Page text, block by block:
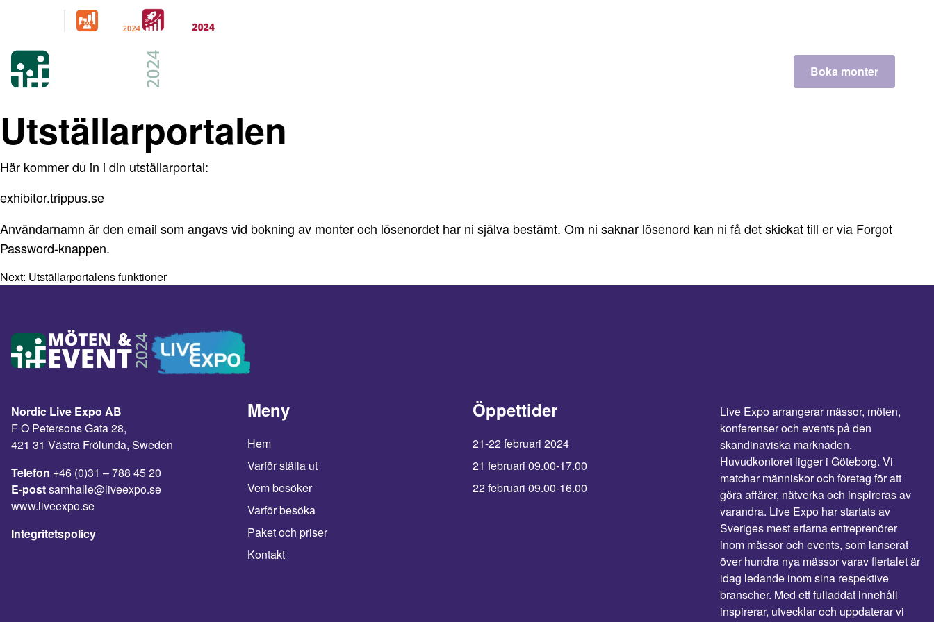
Boka monter
Utställarportalen
Här kommer du in i din utställarportal:
exhibitor.trippus.se
Användarnamn är den email som angavs vid bokning av monter och lösenordet har ni själva bestämt. Om ni saknar lösenord kan ni få det skickat till er via Forgot
Password-knappen.
Next: Utställarportalens funktioner
Nordic Live Expo AB
F O Petersons Gata 28,
421 31 Västra Frölunda, Sweden
Telefon +46 (0)31 – 788 45 20
E-postsamhalle@liveexpo.se
www.liveexpo.se
Integritetspolicy
Meny
Hem
Varför ställa ut
Vem besöker
Varför besöka
Paket och priser
Kontakt
Öppettider
21-22 februari 2024
21 februari 09.00-17.00
22 februari 09.00-16.00
Live Expo arrangerar mässor, möten,
konferenser och events på den
skandinaviska marknaden.
Huvudkontoret ligger i Göteborg. Vi
matchar människor och företag för att
göra affärer, nätverka och inspireras av
varandra. Live Expo har startats av
Sveriges mest erfarna entreprenörer
inom mässor och events, som lanserat
över hundra nya mässor varav flertalet är
idag ledande inom sina respektive
branscher. Med ett fulladdat innehåll
inspirerar, utvecklar och uppdaterar vi